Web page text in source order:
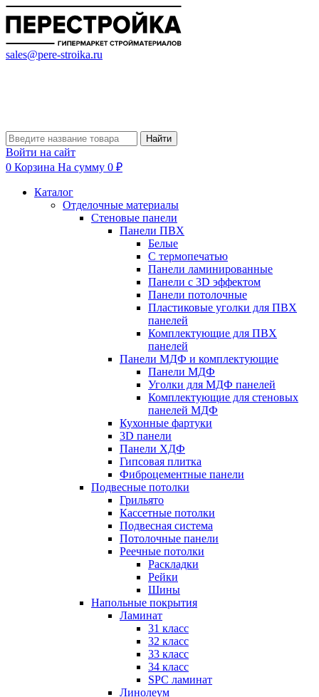
sales@pere-stroika.ru
Найти
Войти на сайт
0 Корзина На сумму 0 ₽
Каталог
Отделочные материалы
Стеновые панели
Панели ПВХ
Белые
С термопечатью
Панели ламинированные
Панели с 3D эффектом
Панели потолочные
Пластиковые уголки для ПВХ
панелей
Комплектующие для ПВХ
панелей
Панели МДФ и комплектующие
Панели МДФ
Уголки для МДФ панелей
Комплектующие для стеновых
панелей МДФ
Кухонные фартуки
3D панели
Панели ХДФ
Гипсовая плитка
Фиброцементные панели
Подвесные потолки
Грильято
Кассетные потолки
Подвесная система
Потолочные панели
Реечные потолки
Раскладки
Рейки
Шины
Напольные покрытия
Ламинат
31 класс
32 класс
33 класс
34 класс
SPC ламинат
Линолеум